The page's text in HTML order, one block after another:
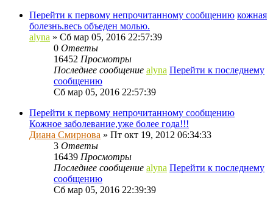
Перейти к первому непрочитанному сообщению кожная
болезнь.весь объеден молью.
alyna » Сб мар 05, 2016 22:57:39
0 Ответы
16452 Просмотры
Последнее сообщение alyna Перейти к последнему
сообщению
Сб мар 05, 2016 22:57:39
Перейти к первому непрочитанному сообщению
Кожное заболевание,уже более года!!!
Диана Смирнова » Пт окт 19, 2012 06:34:33
3 Ответы
16439 Просмотры
Последнее сообщение alyna Перейти к последнему
сообщению
Сб мар 05, 2016 22:39:39